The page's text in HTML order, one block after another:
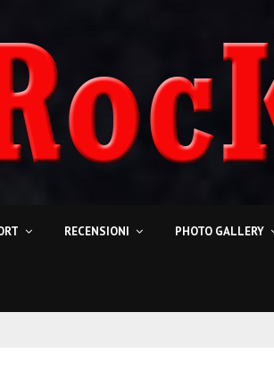
RECENSIONI PHOTO GALLERY